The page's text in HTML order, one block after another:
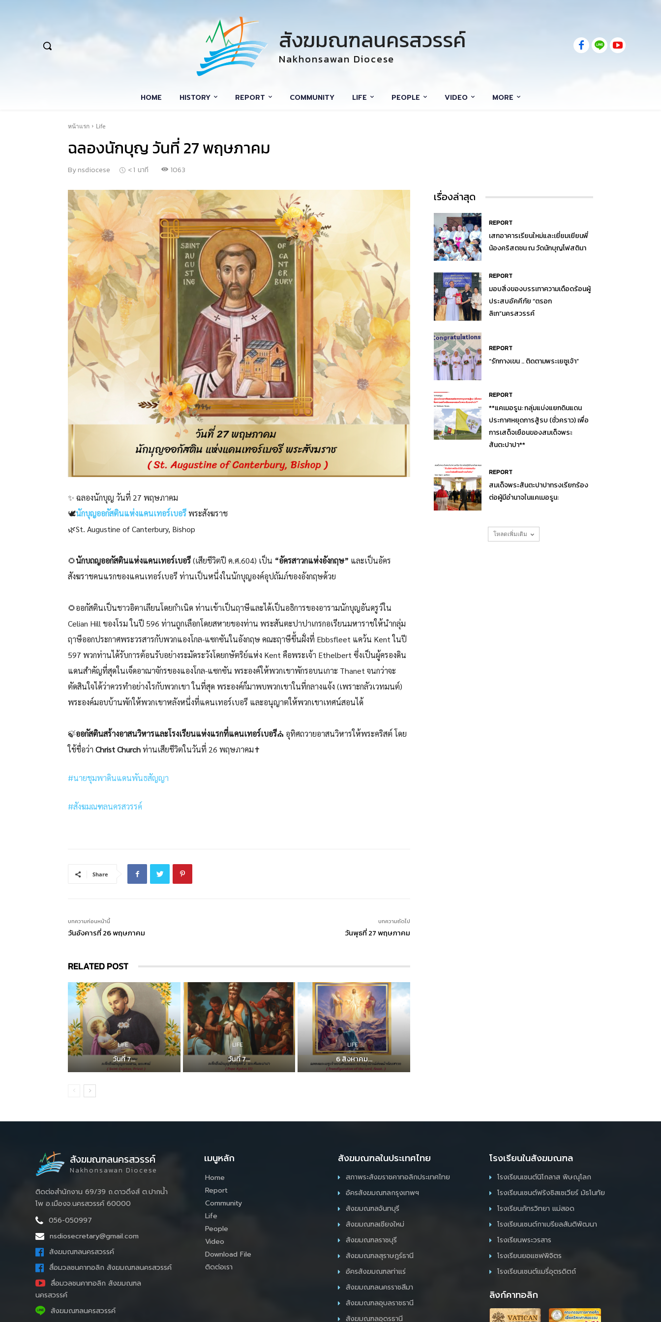
สังฆมณฑลนครสวรรค์
Nakhonsawan Diocese
HOME HISTORY REPORT COMMUNITY LIFE PEOPLE VIDEO MORE
หน้าแรก Life
ฉลองนักบุญ วันที่ 27 พฤษภาคม
Bynsdiocese < 1 นาที 1063
✨ ฉลองนักบุญ วันที่ 27 พฤษภาคม
🕊️นักบุญออกัสตินแห่งแคนเทอร์เบอรีพระสังฆราช
🌿St. Augustine of Canterbury, Bishop
🌻นักบถญออกัสตินแห่งแคนเทอร์เบอรี(เสียชีวิตปี ค.ศ.604) เป็น “อัครสาวกแห่งอังกฤษ” และเป็นอัคร
สังฆราชคนแรกของแคนเทอร์เบอรี ท่านเป็นหนึ่งในนักบุญองค์อุปถัมภ์ของอังกฤษด้วย
🌻ออกัสตินเป็นชาวอิตาเลียนโดยกำเนิด ท่านเข้าเป็นฤาษีและได้เป็นอธิการของอารามนักบุญอันดรูว์ใน
Celian Hill ของโรม ในปี 596 ท่านถูกเลือกโดยสหายของท่าน พระสันตะปาปาเกรกอเรียนมหาราชให้นำกลุ่ม
ฤาษีออกประกาศพระวรสารกับพวกแองโกล-แซกซันในอังกฤษ คณะฤาษีขึ้นฝั่งที่ Ebbsfleet แคว้น Kent ในปี
597 พวกท่านได้รับการต้อนรับอย่างระมัดระวังโดยกษัตริย์แห่ง Kent คือพระเจ้า Ethelbert ซึ่งเป็นผู้ครองดิน
แดนสำคัญที่สุดในเจ็ดอาณาจักรของแองโกล-แซกซัน พระองค์ให้พวกเขาพักรอบนเกาะ Thanet จนกว่าจะ
ตัดสินใจได้ว่าควรทำอย่างไรกับพวกเขา ในที่สุด พระองค์ก็มาพบพวกเขาในที่กลางแจ้ง (เพราะกลัวเวทมนต์)
พระองค์มอบบ้านพักให้พวกเขาหลังหนึ่งที่แคนเทอร์เบอรี และอนุญาตให้พวกเขาเทศน์สอนได้
🍃ออกัสตินสร้างอาสนวิหารและโรงเรียนแห่งแรกที่แคนเทอร์เบอรี⛪ อุทิศถวายอาสนวิหารให้พระคริสต์ โดย
ใช้ชื่อว่า Christ Churchท่านเสียชีวิตในวันที่ 26 พฤษภาคม✝️
#นายชุมพาดินแดนพันธสัญญา
#สังฆมณฑลนครสวรรค์
Share
บทความก่อนหน้านี้
วันอังคารที่ 26 พฤษภาคม
บทความถัดไป
วันพุธที่ 27 พฤษภาคม
RELATED POST
LIFE
วันที่ 7...
LIFE
วันที่ 7...
LIFE
6 สิงหาคม...
เรื่องล่าสุด
REPORT
เสกอาคารเรียนใหม่และเยี่ยมเยียนพี่
น้องคริสตชน ณ วัดนักบุญโฟสตินา
REPORT
มอบสิ่งของบรรเทาความเดือดร้อนผู้
ประสบอัคคีภัย “ตรอก
ลิเก”นครสวรรค์
REPORT
“รักกางเขน .. ติดตามพระเยซูเจ้า”
REPORT
**แคเมอรูน: กลุ่มแบ่งแยกดินแดน
ประกาศหยุดการสู้รบ (ชั่วคราว) เพื่อ
การเสด็จเยือนของสมเด็จพระ
สันตะปาปา**
REPORT
สมเด็จพระสันตะปาปาทรงเรียกร้อง
ต่อผู้มีอำนาจในแคเมอรูน:
โหลดเพิ่มเติม
สังฆมณฑลนครสวรรค์
Nakhonsawan Diocese
ติดต่อสำนักงาน 69/39 ถ.ดาวดึงส์ ต.ปากน้ำ
โพ อ.เมืองจ.นครสวรรค์ 60000
056-050997
nsdiosecretary@gmail.com
สังฆมณฑลนครสวรรค์
สื่อมวลชนคาทอลิก สังฆมณฑลนครสวรรค์
สื่อมวลชนคาทอลิก สังฆมณฑล
นครสวรรค์
สังฆมณฑลนครสวรรค์
เมนูหลัก
Home
Report
Community
Life
People
Video
Download File
ติดต่อเรา
สังฆมณฑลในประเทศไทย
สภาพระสังฆราชคาทอลิกประเทศไทย
อัครสังฆมณฑลกรุงเทพฯ
สังฆมณฑลจันทบุรี
สังฆมณฑลเชียงใหม่
สังฆมณฑลราชบุรี
สังฆมณฑลสุราษฎร์ธานี
อัครสังฆมณฑลท่าแร่
สังฆมณฑลนครราชสีมา
สังฆมณฑลอุบลราชธานี
สังฆมณฑลอุดรธานี
โรงเรียนในสังฆมณฑล
โรงเรียนเซนต์นิโกลาส พิษณุโลก
โรงเรียนเซนต์ฟรังซิสเซเวียร์ มัธโนทัย
โรงเรียนภัทรวิทยา แม่สอด
โรงเรียนเซนต์กาเบรียลสันติพัฒนา
โรงเรียนพระวรสาร
โรงเรียนยอแซฟพิจิตร
โรงเรียนเซนต์แมรี่อุตรดิตถ์
ลิงก์คาทอลิก